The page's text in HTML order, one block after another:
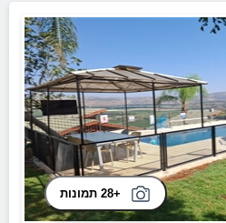
+28 תמונות